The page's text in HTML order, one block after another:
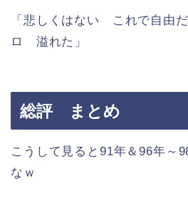
「悲しくはない これで自由
ロ 溢れた」
総評 まとめ
こうして見ると91年＆96年～
なｗ